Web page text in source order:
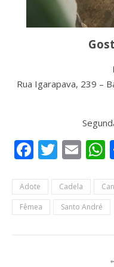
Rua Igarapava, 239 –
Adote Cadela
Fêmea
Santo André